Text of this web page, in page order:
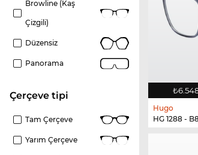
Browline (kaş
Çizgili)
Düzensiz
Panorama
çerçeve tipi
Tam Çerçeve
Yarım Çerçeve
Hugo
HG 1288 -